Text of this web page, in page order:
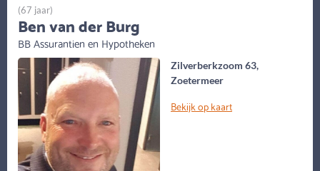
Zilverberkzoom 63,
Zoetermeer
Bekijk op kaart
(67 jaar)
Ben van der Burg
BB Assurantien en Hypotheken